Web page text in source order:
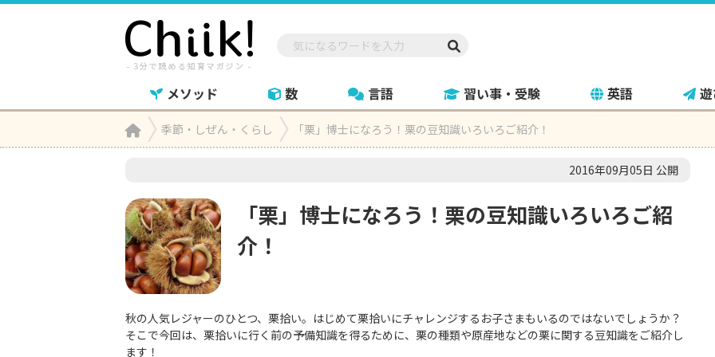
メソッド 数 言語 習い事・受験 英語
Home季節・しぜん・くらし 「栗」博士になろう！栗の豆知識いろいろご紹介！
2016年09月05日 公開
「栗」博士になろう！栗の豆知識いろいろご紹
介！
秋の人気レジャーのひとつ、栗拾い。はじめて栗拾いにチャレンジするお子さまもいるのではないでしょうか？
そこで今回は、栗拾いに行く前の予備知識を得るために、栗の種類や原産地などの栗に関する豆知識をご紹介し
ます！